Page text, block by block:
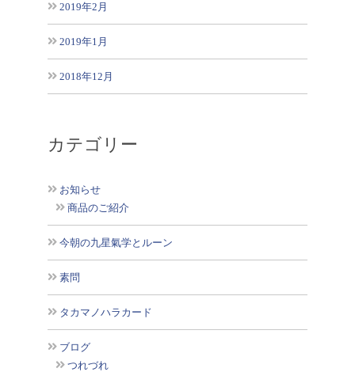
2019年2月
2019年1月
2018年12月
カテゴリー
お知らせ
商品のご紹介
今朝の九星氣学とルーン
素問
タカマノハラカード
ブログ
つれづれ